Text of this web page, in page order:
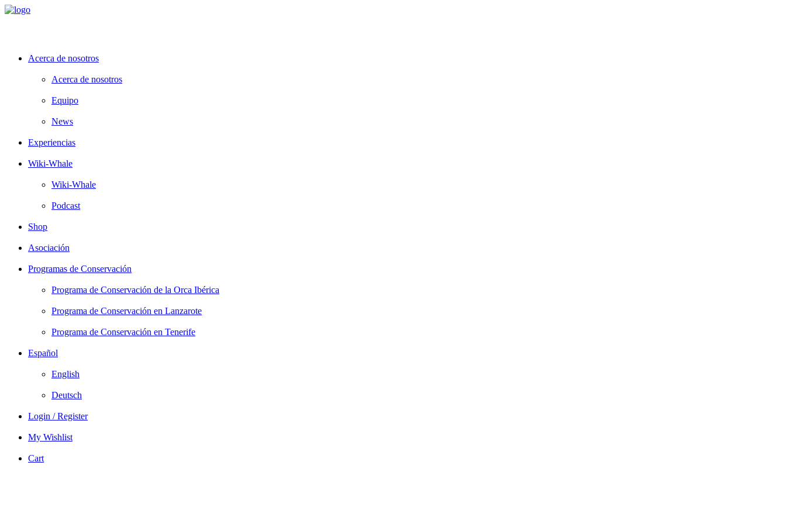
Acerca de nosotros
Acerca de nosotros
Equipo
News
Experiencias
Wiki-Whale
Wiki-Whale
Podcast
Shop
Asociación
Programas de Conservación
Programa de Conservación de la Orca Ibérica
Programa de Conservación en Lanzarote
Programa de Conservación en Tenerife
Español
English
Deutsch
Login / Register
My Wishlist
Cart